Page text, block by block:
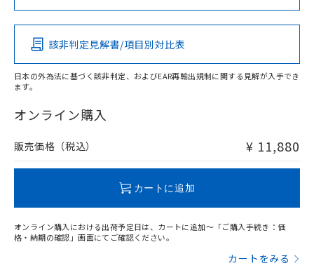
Pb Hg Cd Cr(VI)
O
在庫等で未対応品が混在する可能性があります。
問い合わせください。
この製品の規格認証/適合状況ページへ
その他の認証はこちらのページからご検索ください
該非判定見解書/項目別対比表
日本の外為法に基づく該非判定、およびEAR再輸出規制に関する見解が入手でき
ます。
オンライン購入
販売価格（税込） ¥ 11,880
カートに追加
オンライン購入における出荷予定日は、カートに追加～「ご購入手続き：価
格・納期の確認」画面にてご確認ください。
カートをみる